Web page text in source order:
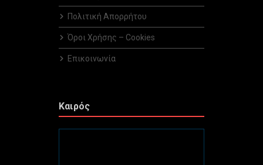
Πολιτική Απορρήτου
Όροι Χρήσης – Cookies
Επικοινωνία
Καιρός